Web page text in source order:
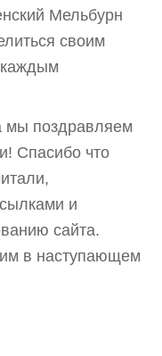
Мельбурн
своим
мы поздравляем
Спасибо что
и
сайта.
в наступающем